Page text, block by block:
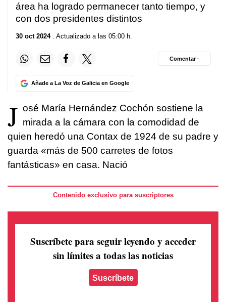
área ha logrado permanecer tanto tiempo, y
con dos presidentes distintos
30 oct 2024. Actualizado a las 05:00 h.
Añade a La Voz de Galicia en Google
Comentar ·
J osé María Hernández Cochón sostiene la
mirada a la cámara con la comodidad de
quien heredó una Contax de 1924 de su padre y
guarda «más de 500 carretes de fotos
fantásticas» en casa. Nació
Contenido exclusivo para suscriptores
Suscríbete para seguir leyendo y acceder
sin límites a todas las noticias
Suscríbete